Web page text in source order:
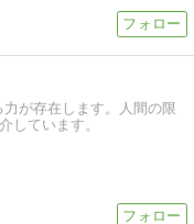
が存在します。人間の限
しています。